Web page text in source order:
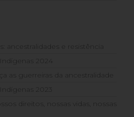
ancestralidades e resistência
2024
as guerreiras da ancestralidade
2023
direitos, nossas vidas, nossas